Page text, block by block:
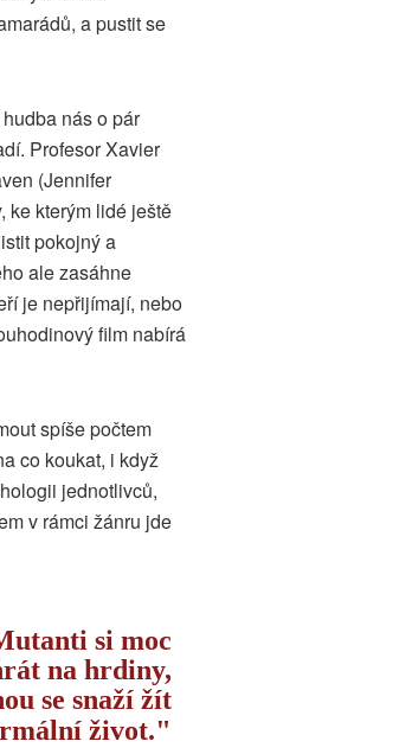
a pustit se
nás o pár
Profesor Xavier
(Jennifer
ke kterým lidé ještě
pokojný a
ale zasáhne
je nepřijímají, nebo
film nabírá
spíše počtem
co koukat, i když
jednotlivců,
v rámci žánru jde
si moc
na hrdiny,
se snaží žít
život.